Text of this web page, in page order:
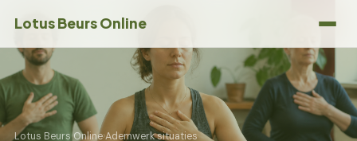
Lotus Beurs Online
Lotus Beurs Online›Ademwerk situaties